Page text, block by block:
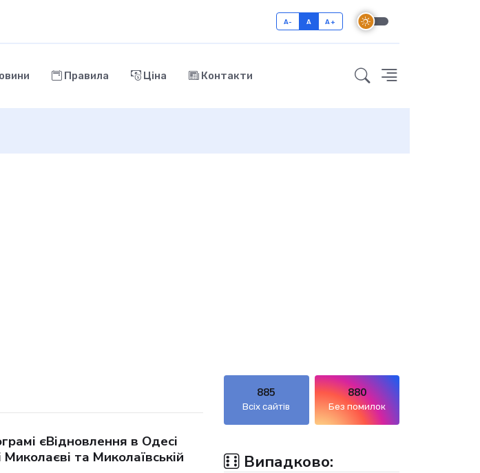
A- A A+
Правила Ціна Контакти
єВідновлення в Одесі
Миколаєві та Миколаївській
885
Всіх сайтів
880
Без помилок
Випадково: